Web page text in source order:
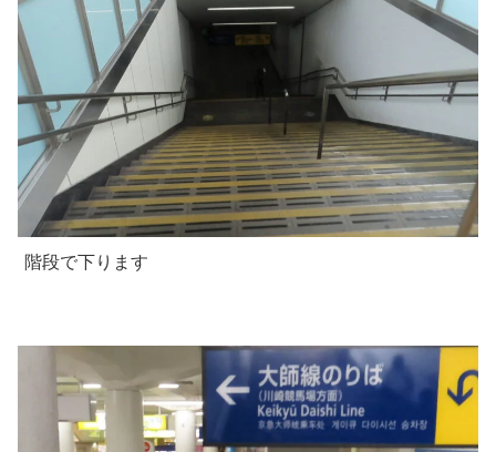
階段で下ります